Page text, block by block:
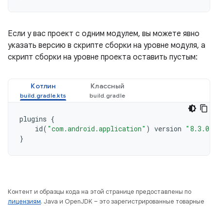
Если у вас проект с одним модулем, вы можете явно
указать версию в скрипте сборки на уровне модуля, а
скрипт сборки на уровне проекта оставить пустым:
Котлин Классный
plugins {
id( "com.android.application" ) version "8.3.0"
}
Контент и образцы кода на этой странице предоставлены по
лицензиям. Java и OpenJDK – это зарегистрированные товарные